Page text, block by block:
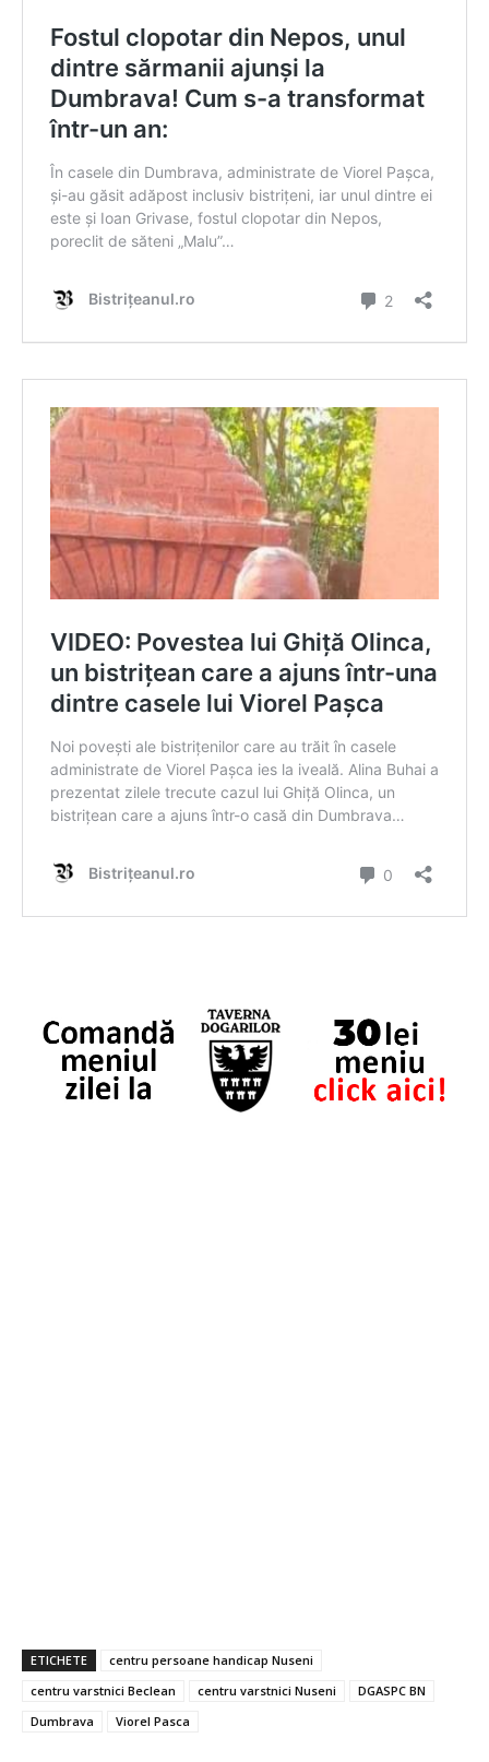
ETICHETE
centru persoane handicap Nuseni
centru varstnici Beclean
centru varstnici Nuseni
DGASPC BN
Dumbrava
Viorel Pasca